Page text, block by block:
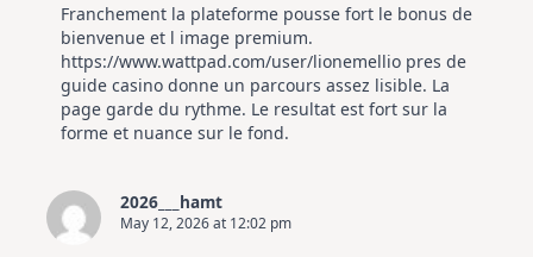
Franchement la plateforme pousse fort le bonus de
bienvenue et l image premium.
https://www.wattpad.com/user/lionemelliopres de
guide casino donne un parcours assez lisible. La
page garde du rythme. Le resultat est fort sur la
forme et nuance sur le fond.
2026___hamt
May 12, 2026 at 12:02 pm